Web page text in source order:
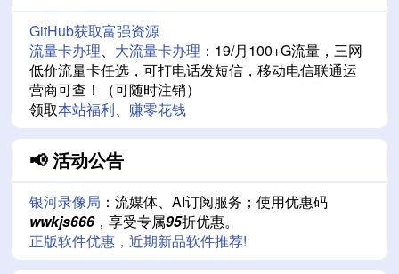
GitHub获取富强资源
流量卡办理、 大流量卡办理 ：19/月100+G流量，三网
低价流量卡任选，可打电话发短信，移动电信联通运
营商可查！（可随时注销）
领取本站福利、 赚零花钱
📢 活动公告
银河录像局 ：流媒体、AI订阅服务；使用优惠码
wwkjs666，享受专属95折优惠。
正版软件优惠，近期新品软件推荐!